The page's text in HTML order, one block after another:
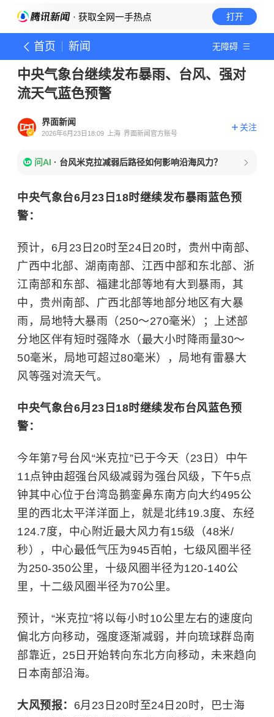
· 获取全网一手热点 打开
首页 新闻 无障碍
中央气象台继续发布暴雨、台风、强对
流天气蓝色预警
界面新闻
2026年6月23日18:09 上海 界面新闻官方账号
关注
问AI · 台风米克拉减弱后路径如何影响沿海风力？
中央气象台6月23日18时继续发布暴雨蓝色预
警：
预计， 6月23日20时至24日20时， 贵州中南部、
广西中北部、湖南南部、江西中部和东北部、浙
江南部和东部、福建北部等地有大到暴雨，其
中，贵州南部、广西北部等地部分地区有大暴
雨，局地特大暴雨（250～270毫米）；上述部
分地区伴有短时强降水（最大小时降雨量30～
50毫米，局地可超过80毫米），局地有雷暴大
风等强对流天气。
中央气象台6月23日18时继续发布台风蓝色预
警 ：
今年第7号台风“米克拉”已于今天 （ 23 日） 中午
11点钟由 超强台风级减弱为强台风级， 下 午5点
钟其中心位于台湾岛鹅銮鼻东南方向大约495公
里 的西北太平洋洋面上，就是北纬19.3度、东经
124.7度 ，中心附近最大风力有15级（48米/
秒），中心最低气压为945 百帕，七级风圈半径
为250-350公里，十级风圈半径为120-140公
里，十二级风圈半径为70公里。
预计，“米克拉”将以每小时10公里左右 的速度向
偏北方向移动， 强度逐渐减弱， 并向琉球群岛南
部靠近， 25 日开始转向东北方向移动， 未来趋向
日本南部沿海。
大风预报： 6月 23 日 20时至24 日 20时，巴士海